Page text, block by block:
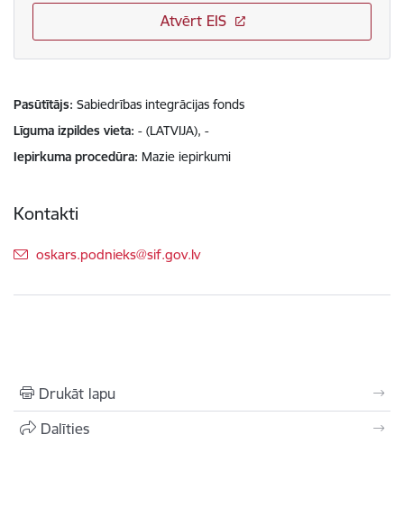
Atvērt EIS
Pasūtītājs Sabiedrības integrācijas fonds
Līguma izpildes vieta - (LATVIJA), -
Iepirkuma procedūra Mazie iepirkumi
Kontakti
E-pasts:
oskars.podnieks@sif.gov.lv
Drukāt lapu
Dalīties